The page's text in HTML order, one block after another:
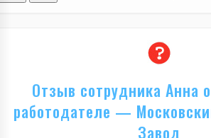
Отзыв сотрудника Анна
работодателе —
Завод